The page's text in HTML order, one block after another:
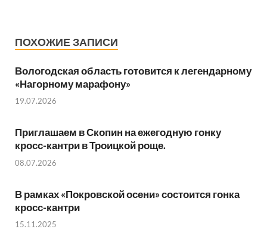
ПОХОЖИЕ ЗАПИСИ
Вологодская область готовится к легендарному
«Нагорному марафону»
19.07.2026
Приглашаем в Скопин на ежегодную гонку
кросс-кантри в Троицкой роще.
08.07.2026
В рамках «Покровской осени» состоится гонка
кросс-кантри
15.11.2025